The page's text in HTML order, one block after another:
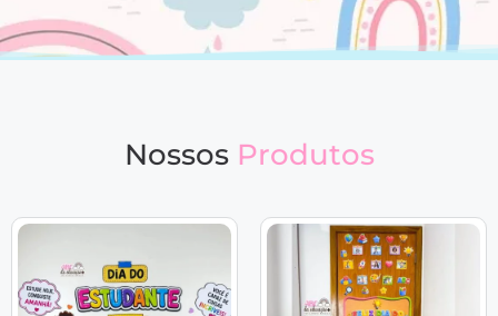
Nossos Produtos